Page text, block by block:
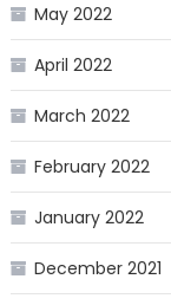
May 2022
April 2022
March 2022
February 2022
January 2022
December 2021